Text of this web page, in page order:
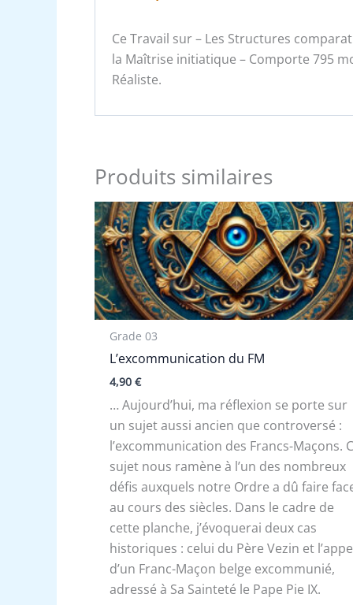
Ce Travail sur – Les Structures
la Maîtrise initiatique – Comporte 795
Réaliste.
Produits similaires
Grade 03
L’excommunication du FM
4,90€
… Aujourd’hui, ma réflexion se porte sur
un sujet aussi ancien que controversé :
l’excommunication des Francs-Maçons.
sujet nous ramène à l’un des nombreux
défis auxquels notre Ordre a dû faire
au cours des siècles. Dans le cadre de
cette planche, j’évoquerai deux cas
historiques : celui du Père Vezin et
d’un Franc-Maçon belge excommunié,
adressé à Sa Sainteté le Pape Pie IX.